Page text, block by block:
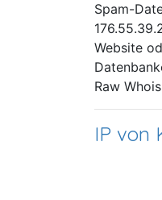
Spam-
Website
Raw
IP von